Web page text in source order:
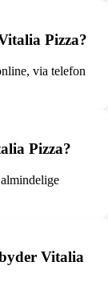
Pizza?
via telefon
Pizza?
Vitalia